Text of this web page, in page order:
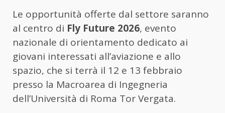
Le opportunità offerte dal settore saranno
al centro di Fly Future 2026, evento
nazionale di orientamento dedicato ai
giovani interessati all’aviazione e allo
spazio, che si terrà il 12 e 13 febbraio
presso la Macroarea di Ingegneria
dell’Università di Roma Tor Vergata.